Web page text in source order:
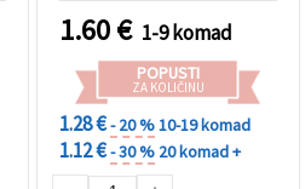
1.60€ 1-9 komad
POPUSTI
ZA KOLIČINU
1.28 €- 20 %10-19 komad
1.12 €- 30 % 20 komad +